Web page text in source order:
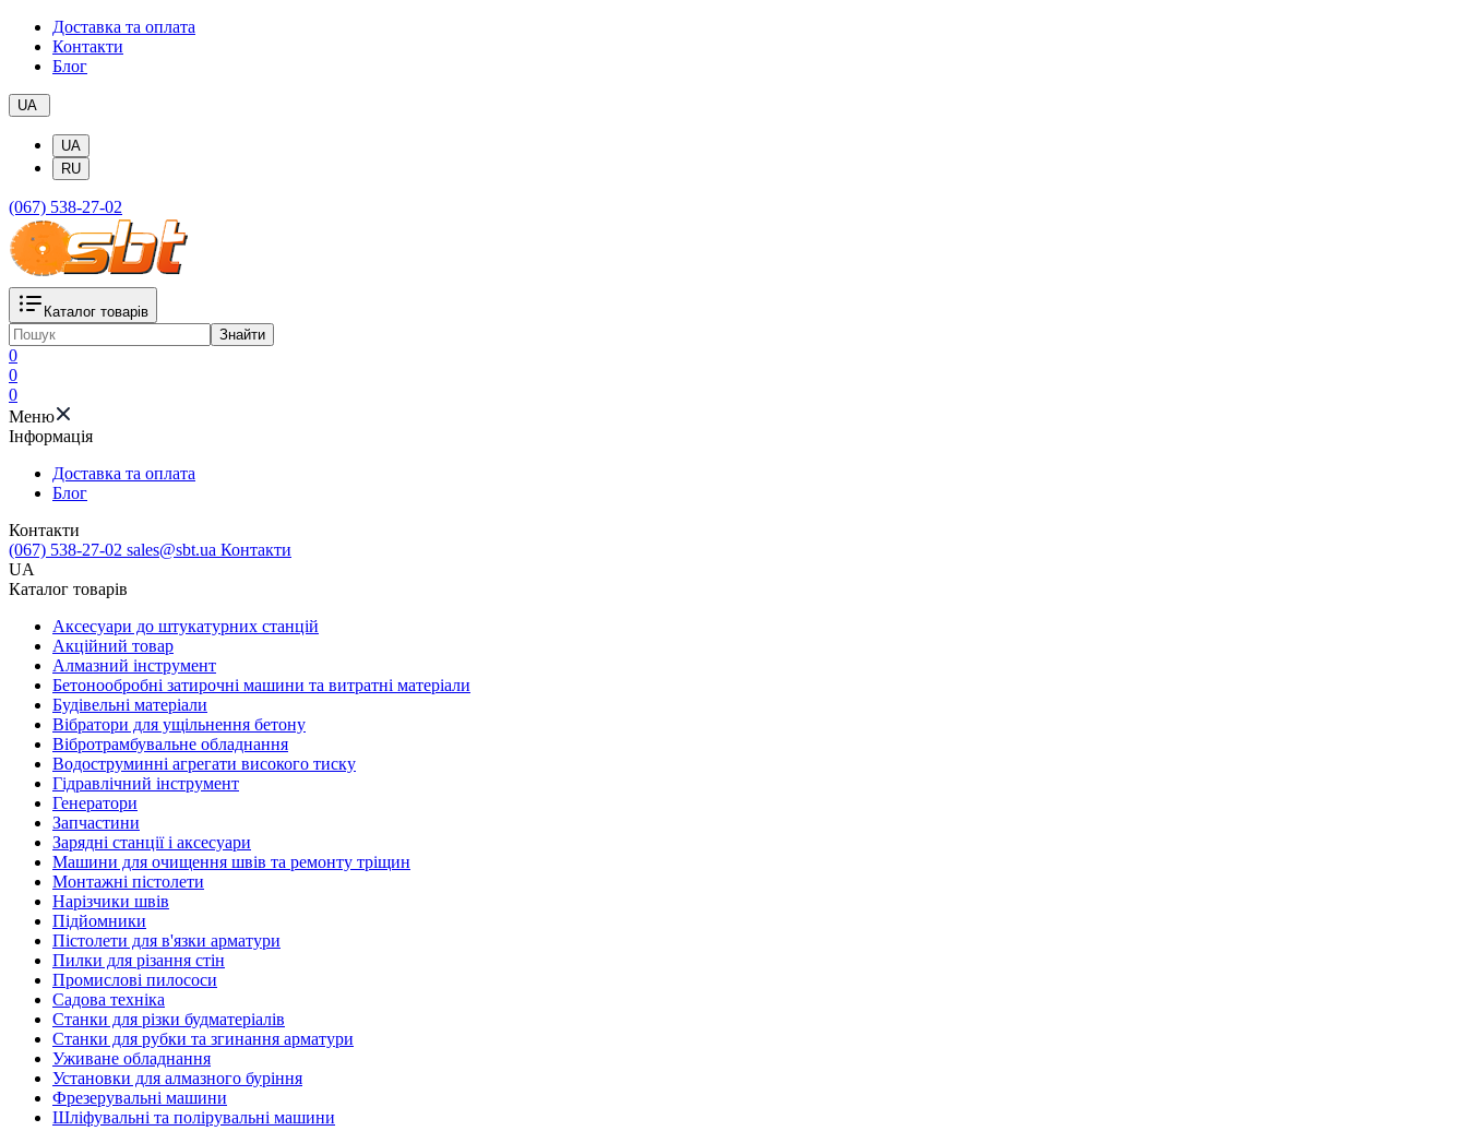
Доставка та оплата
Контакти
Блог
UA
UA
RU
(067) 538-27-02
Каталог товарів
Знайти
0
0
0
Меню
Iнформація
Доставка та оплата
Блог
Контакти
(067) 538-27-02 sales@sbt.ua Контакти
UA
Каталог товарів
Аксесуари до штукатурних станцій
Акційний товар
Алмазний інструмент
Бетонообробні затирочні машини та витратні матеріали
Будівельні матеріали
Вібратори для ущільнення бетону
Вібротрамбувальне обладнання
Водоструминні агрегати високого тиску
Гідравлічний інструмент
Генератори
Запчастини
Зарядні станції і аксесуари
Машини для очищення швів та ремонту тріщин
Монтажні пістолети
Нарізчики швів
Підйомники
Пістолети для в'язки арматури
Пилки для різання стін
Промислові пилососи
Садова техніка
Станки для різки будматеріалів
Станки для рубки та згинання арматури
Уживане обладнання
Установки для алмазного буріння
Фрезерувальні машини
Шліфувальні та полірувальні машини